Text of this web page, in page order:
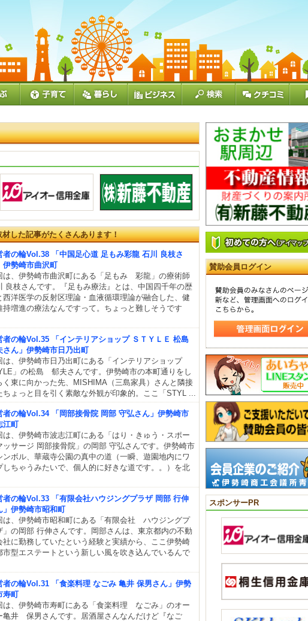
した記事がたくさんあります！
者の輪Vol.38 「中国足心道 足もみ彩龍 石川 良枝さ
伊勢崎市曲沢町
は、伊勢崎市曲沢町にある「足もみ 彩龍」の療術師
良枝さんです。『足もみ療法』とは、中国四千年の歴
西洋医学の反射区理論・血液循環理論が融合した、健
持増進の療法なんですって。ちょっと難しそうです
者の輪Vol.35 「インテリアショップ ＳＴＹＬＥ 松島
さん」伊勢崎市日乃出町
は、伊勢崎市日乃出町にある「インテリアショップ
」の松島 郁夫さんです。伊勢崎市の本町通りをし
く東に向かった先、MISHIMA（三島家具）さんと隣接
ちょっと目を引く素敵な外観が印象的。ここ「STYL ...
者の輪Vol.34 「岡部接骨院 岡部 守弘さん」伊勢崎市
江町
は、伊勢崎市波志江町にある「はり・きゅう・スポー
ッサージ 岡部接骨院」の岡部 守弘さんです。伊勢崎市
ンボル、華蔵寺公園の真中の道（一瞬、遊園地内にワ
しちゃうみたいで、個人的に好きな道です。。）を北
者の輪Vol.33 「有限会社ハウジングプラザ 岡部 行伸
」伊勢崎市昭和町
は、伊勢崎市昭和町にある「有限会社 ハウジングプ
」の岡部 行伸さんです。岡部さんは、東京都内の不動
社に勤務していたという経験と実績から、ここ伊勢崎
市型エステートという新しい風を吹き込んでいるんで
者の輪Vol.31 「食楽料理 なごみ 亀井 保男さん」伊勢
寿町
は、伊勢崎市寿町にある「食楽料理 なごみ」のオー
亀井 保男さんです。居酒屋さんなんだけど『なご
賛助会員ログイン
スポンサーPR